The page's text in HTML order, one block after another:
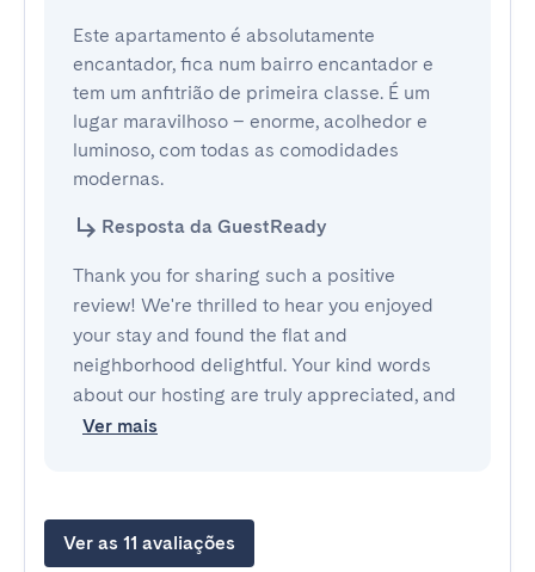
Este apartamento é absolutamente
encantador, fica num bairro encantador e
tem um anfitrião de primeira classe. É um
lugar maravilhoso – enorme, acolhedor e
luminoso, com todas as comodidades
modernas.
Resposta da GuestReady
Thank you for sharing such a positive
review! We're thrilled to hear you enjoyed
your stay and found the flat and
neighborhood delightful. Your kind words
about our hosting are truly appreciated, and
Ver mais
Ver as 11 avaliações